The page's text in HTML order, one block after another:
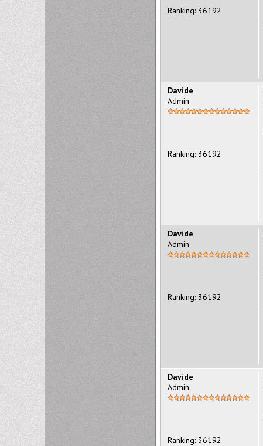
Ranking: 36192
Davide
Admin
Ranking: 36192
Davide
Admin
Ranking: 36192
Davide
Admin
Ranking: 36192